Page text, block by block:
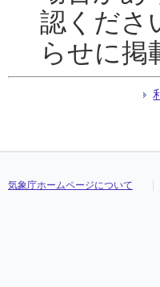
認くださ
らせに掲
気象庁ホームページについて